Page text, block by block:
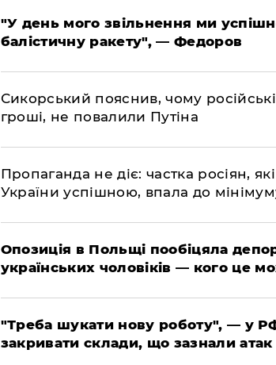
​"У день мого звільнення ми
балістичну ракету", — Федоров
​Сикорський пояснив, чому російські
гроші, не повалили Путіна
​Пропаганда не діє: частка росіян,
України успішною, впала до
​Опозиція в Польщі пообіцяла
українських чоловіків — кого це
​"Треба шукати нову роботу", — у
закривати склади, що зазнали атак